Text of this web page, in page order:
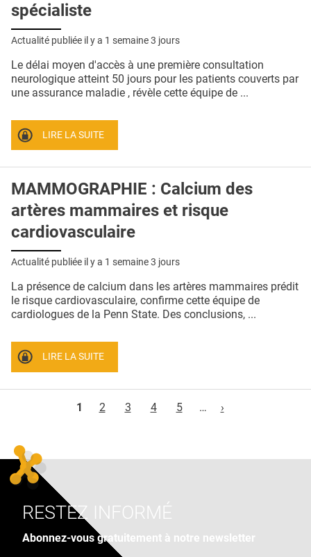
spécialiste
Actualité publiée il y a 1 semaine 3 jours
Le délai moyen d'accès à une première consultation
neurologique atteint 50 jours pour les patients couverts par
une assurance maladie , révèle cette équipe de ...
LIRE LA SUITE
MAMMOGRAPHIE : Calcium des
artères mammaires et risque
cardiovasculaire
Actualité publiée il y a 1 semaine 3 jours
La présence de calcium dans les artères mammaires prédit
le risque cardiovasculaire, confirme cette équipe de
cardiologues de la Penn State. Des conclusions, ...
LIRE LA SUITE
1
2 3 4 5 … ›
RESTEZ INFORMÉ
Abonnez-vous gratuitement à notre newsletter